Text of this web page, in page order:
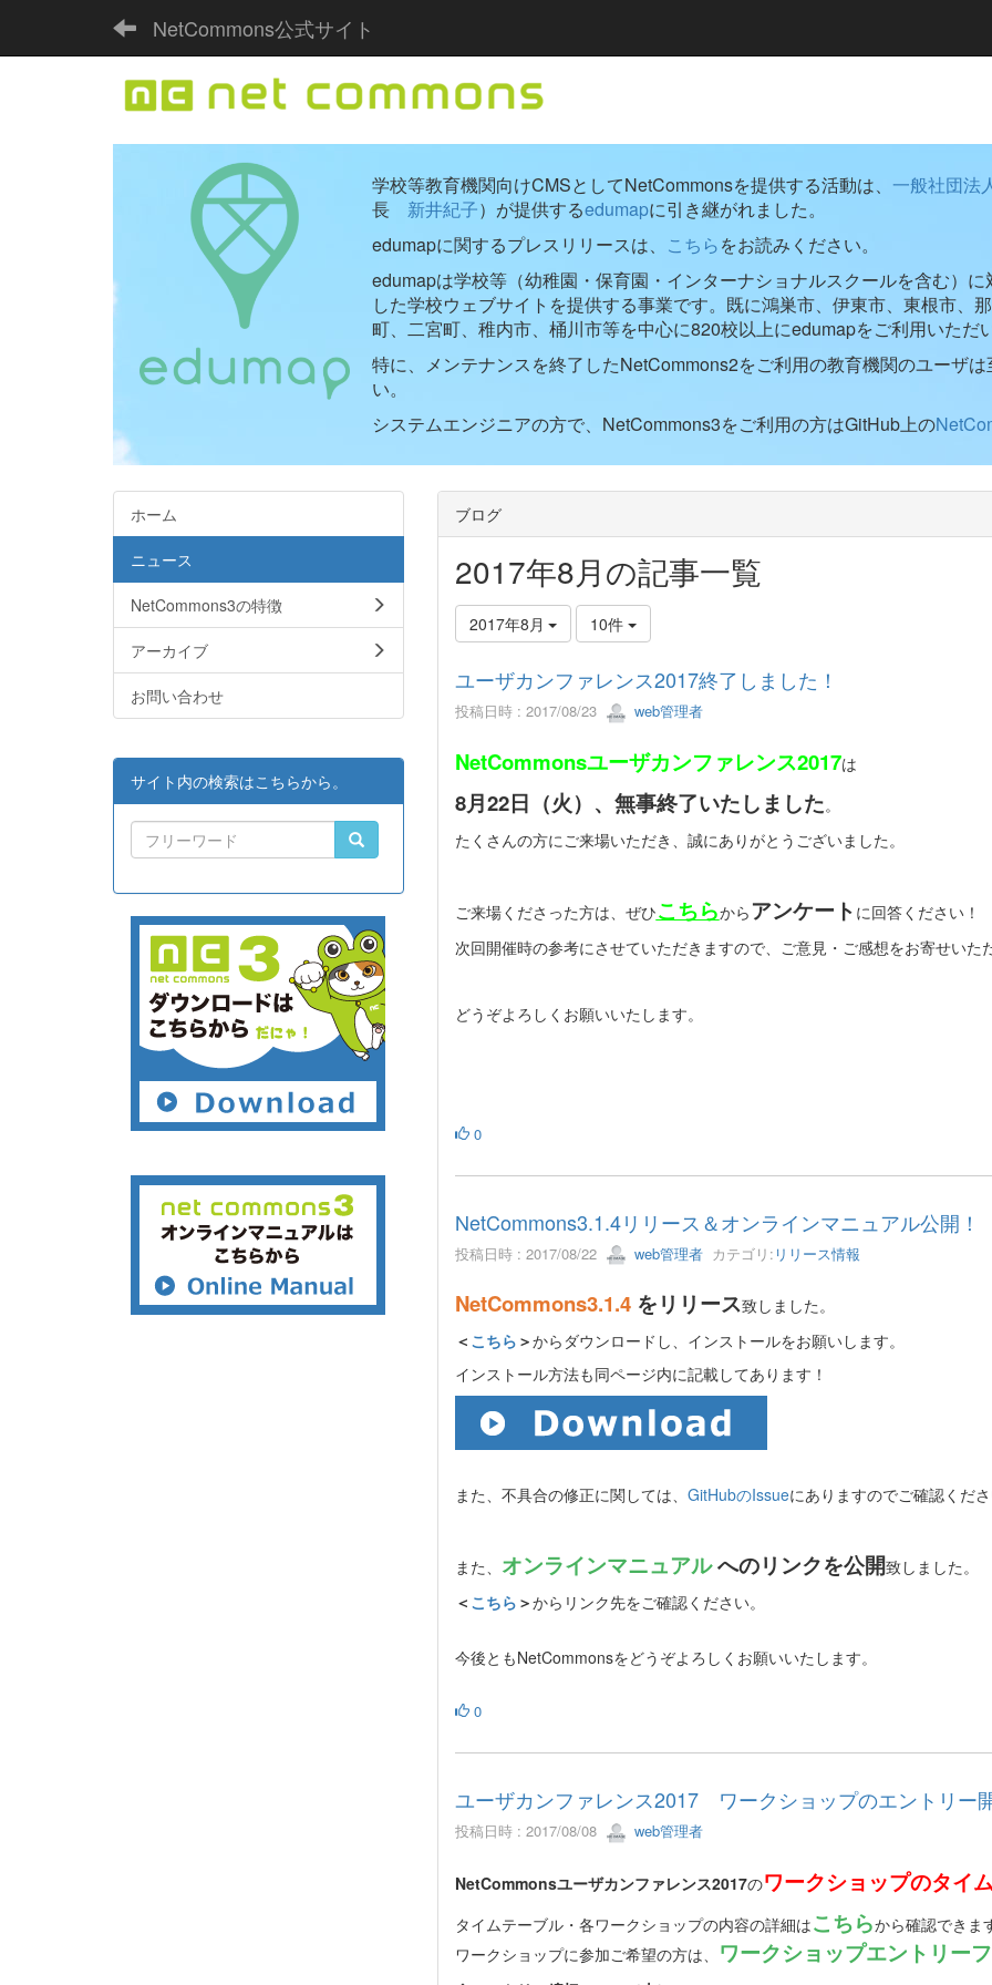
NetCommons公式サイト
学校等教育機関向けCMSとしてNetCommonsを提供する活動は、 一般社団法
長 新井紀子）が提供するedumapに引き継がれました。
edumapに関するプレスリリースは、 こちらをお読みください。
edumapは学校等（幼稚園・保育園・インターナショナルスクールを含む）
した学校ウェブサイトを提供する事業です。既に鴻巣市、伊東市、東根市、
町、二宮町、稚内市、桶川市等を中心に820校以上にedumapをご利用いただ
特に、メンテナンスを終了したNetCommons2をご利用の教育機関のユーザ
い。
システムエンジニアの方で、NetCommons3をご利用の方はGitHub上の
ブログ
2017年8月の記事一覧
2017年8月 10件
ユーザカンファレンス2017終了しました！
投稿日時 : 2017/08/23 web管理者
NetCommonsユーザカンファレンス2017は
8月22日（火）、無事終了いたしました。
たくさんの方にご来場いただき、誠にありがとうございました。
ご来場くださった方は、ぜひこちらから アンケート に回答ください！
次回開催時の参考にさせていただきますので、ご意見・ご感想をお寄せいた
どうぞよろしくお願いいたします。
0
NetCommons3.1.4リリース＆オンラインマニュアル公開！
投稿日時 : 2017/08/22 web管理者カテゴリ: リリース情報
NetCommons3.1.4 をリリース致しました。
＜ こちら ＞からダウンロードし、インストールをお願いします。
インストール方法も同ページ内に記載してあります！
また、不具合の修正に関しては、 GitHubのIssueにありますのでご確認くださ
また、 オンラインマニュアルへのリンクを公開致しました。
＜ こちら ＞からリンク先をご確認ください。
今後ともNetCommonsをどうぞよろしくお願いいたします。
0
ユーザカンファレンス2017 ワークショップのエントリー
投稿日時 : 2017/08/08 web管理者
NetCommonsユーザカンファレンス2017のワークショップのタイ
タイムテーブル・各ワークショップの内容の詳細はこちらから確認できま
ワークショップに参加ご希望の方は、
ワークショップエントリー
ホーム
ニュース
NetCommons3の特徴
アーカイブ
お問い合わせ
サイト内の検索はこちらから。